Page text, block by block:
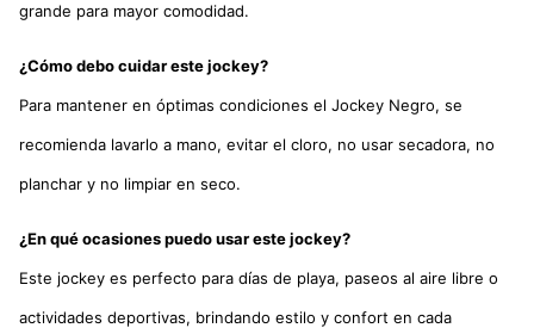
grande para mayor comodidad.
¿Cómo debo cuidar este jockey?
Para mantener en óptimas condiciones el Jockey Negro, se
recomienda lavarlo a mano, evitar el cloro, no usar secadora, no
planchar y no limpiar en seco.
¿En qué ocasiones puedo usar este jockey?
Este jockey es perfecto para días de playa, paseos al aire libre o
actividades deportivas, brindando estilo y confort en cada